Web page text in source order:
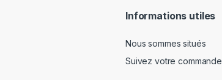
Informations utiles
Nous sommes situés
Suivez votre commande